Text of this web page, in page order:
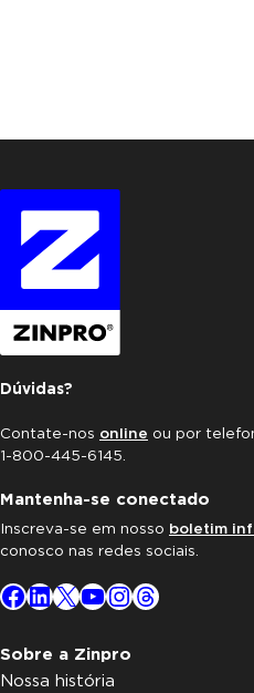
Dúvidas?
Contate-nos online ou por
1-800-445-6145.
Mantenha-se conectado
Inscreva-se em nosso boletim
conosco nas redes sociais.
Facebook
LinkedIn
X YouTube
Instagram
Threads
Sobre a Zinpro
Nossa história